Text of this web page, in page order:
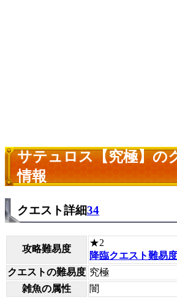
サテュロス【究極】の
情報
クエスト詳細34
攻略難易度
★2
降臨クエスト難易
クエストの難易度 究極
雑魚の属性
闇